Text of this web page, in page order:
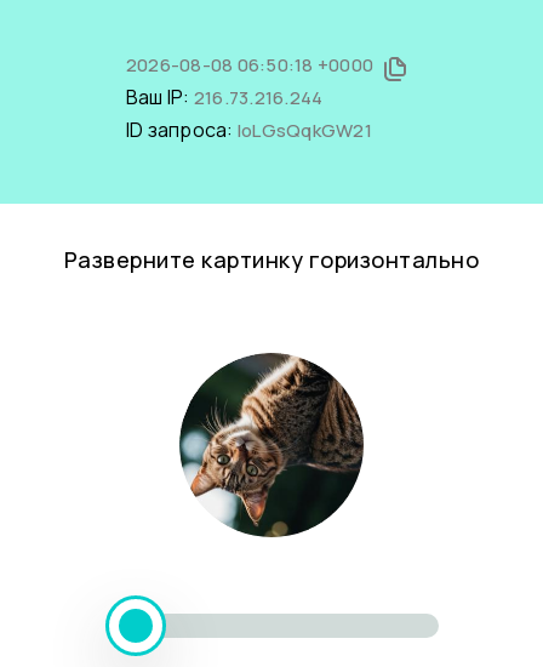
2026-08-08 06:50:18 +0000
Ваш IP: 216.73.216.244
ID запроса: IoLGsQqkGW21
Разверните картинку горизонтально